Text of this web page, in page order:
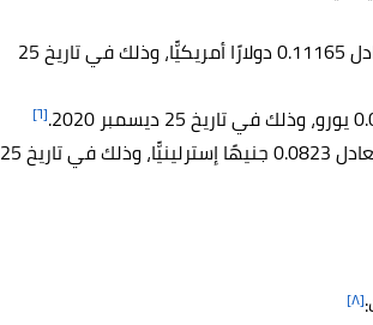
الدرهم المغربي الواحد يُعادل 0.11165 دولارًا أمريكيًّا، وذلك في تاريخ 25
[٦]
الدرهم المغربي الواحد يُعادل 0.0823 جنيهًا إسترلينيًّا، وذلك في تاريخ 25
[٨]